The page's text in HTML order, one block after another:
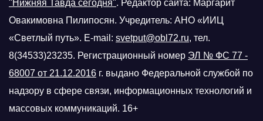
"Нижняя Тавда сегодня". Редактор сайта: Маргарит
Овакимовна Пилипосян. Учредитель: АНО «ИИЦ
«Светлый путь». E-mail: svetput@obl72.ru, тел.
8(34533)23235. Регистрационный номер ЭЛ № ФС 77 -
68007 от 21.12.2016 г. выдано Федеральной службой по
надзору в сфере связи, информационных технологий и
массовых коммуникаций. 16+